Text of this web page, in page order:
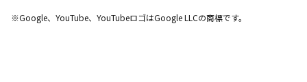
※Google、YouTube、YouTubeロゴはGoogle LLCの商標です。